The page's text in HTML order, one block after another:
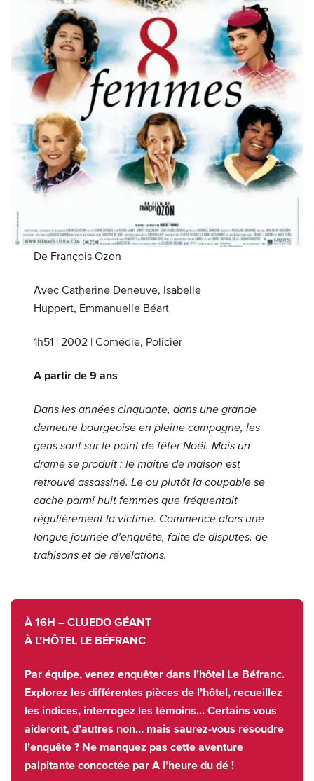
De François Ozon
Avec Catherine Deneuve, Isabelle
Huppert, Emmanuelle Béart
1h51 | 2002 | Comédie, Policier
A partir de 9 ans
Dans les années cinquante, dans une grande
demeure bourgeoise en pleine campagne, les
gens sont sur le point de fêter Noël. Mais un
drame se produit : le maître de maison est
retrouvé assassiné. Le ou plutôt la coupable se
cache parmi huit femmes que fréquentait
régulièrement la victime. Commence alors une
longue journée d’enquête, faite de disputes, de
trahisons et de révélations.
À 16H – CLUEDO GÉANT
À L’HÔTEL LE BÉFRANC
Par équipe, venez enquêter dans l’hôtel Le Béfranc.
Explorez les différentes pièces de l’hôtel, recueillez
les indices, interrogez les témoins… Certains vous
aideront, d’autres non… mais saurez-vous résoudre
l’enquête ? Ne manquez pas cette aventure
palpitante concoctée par A l’heure du dé !